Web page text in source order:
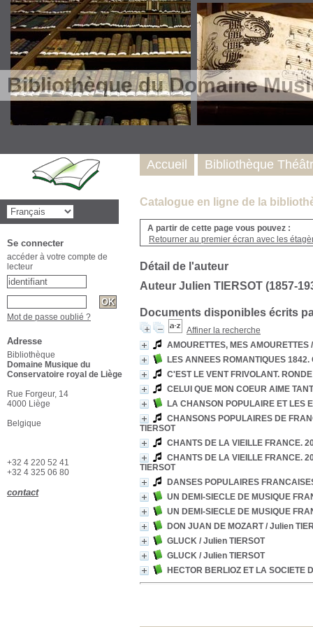
Bibliothèque du Domaine
Catalogue en ligne de la
A partir de cette page vous pouvez :
Retourner au premier écran avec les
Détail de l'auteur
Auteur Julien TIERSOT (1857-
Documents disponibles écrits
Affiner la recherche
AMOURETTES, MES AMOURETTES
LES ANNEES ROMANTIQUES
C'EST LE VENT FRIVOLANT.
CELUI QUE MON COEUR AIME
LA CHANSON POPULAIRE ET LES
CHANSONS POPULAIRES DE
TIERSOT
CHANTS DE LA VIEILLE FRANCE.
CHANTS DE LA VIEILLE FRANCE.
TIERSOT
DANSES POPULAIRES
UN DEMI-SIECLE DE MUSIQUE
UN DEMI-SIECLE DE MUSIQUE
DON JUAN DE MOZART/ Julien
GLUCK / Julien TIERSOT
GLUCK / Julien TIERSOT
HECTOR BERLIOZ ET LA SOCIETE
Accueil Bibliothèque
Se connecter
accéder à votre compte de
lecteur
Mot de passe oublié ?
Adresse
Bibliothèque
Domaine Musique du
Conservatoire royal de Liège
Rue Forgeur, 14
4000 Liège
Belgique
+32 4 220 52 41
+32 4 325 06 80
contact